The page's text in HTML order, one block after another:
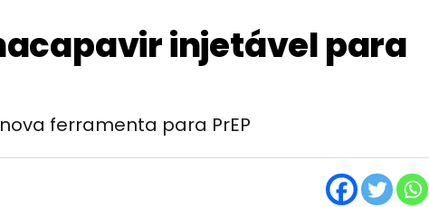
injetável para
ferramenta para PrEP